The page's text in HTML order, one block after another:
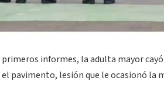
primeros informes, la adulta mayor
pavimento, lesión que le ocasionó la